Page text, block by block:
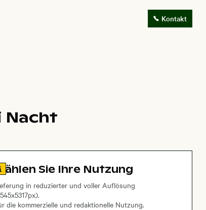
Kontakt
Nacht
den Lizenzinformationen springen
Sie Ihre Nutzung
in reduzierter und voller Auflösung
die kommerzielle und redaktionelle Nutzung.